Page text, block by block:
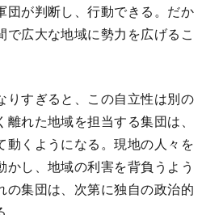
団が判断し、行動できる。だか
で広大な地域に勢力を広げるこ
すぎると、この自立性は別の
れた地域を担当する集団は、
動くようになる。現地の人々を
し、地域の利害を背負うよう
の集団は、次第に独自の政治的